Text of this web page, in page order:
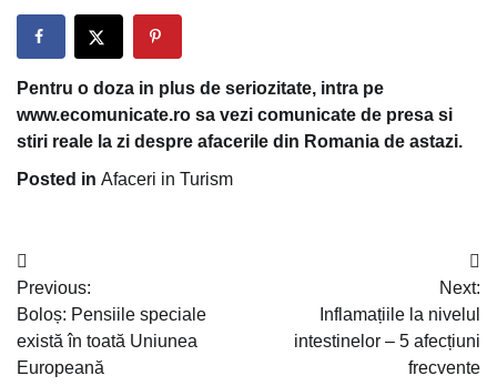
Pentru o doza in plus de seriozitate, intra pe
www.ecomunicate.ro sa vezi comunicate de presa si
stiri reale la zi despre afacerile din Romania de astazi.
Posted in Afaceri in Turism
Navigare
în
articole
Previous:
Boloș: Pensiile speciale
există în toată Uniunea
Europeană
Next:
Inflamațiile la nivelul
intestinelor – 5 afecțiuni
frecvente